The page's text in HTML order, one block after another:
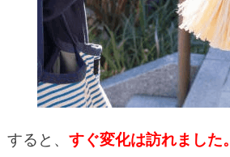
すると、 すぐ変化は訪れました。